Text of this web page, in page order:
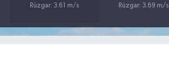
Rüzgar: 3.61 m/s
Rüzgar: 3.69 m/s